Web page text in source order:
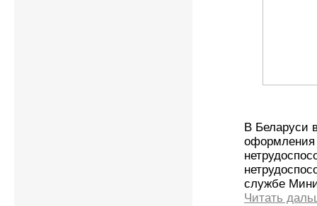
В Беларуси
оформления
службе
Читать